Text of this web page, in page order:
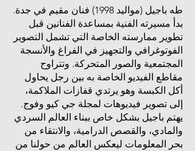
طه باجيل (مواليد 1998) فنان مقيم في جدة.
بدأ مسيرته الفنية بمساعدة الفنانين قبل
تطوير ممارسته الخاصة التي تشمل التصوير
الفوتوغرافي والتجهيز في الفراغ والأنسجة
المجتمعية والصور المتحركة. وتتراوح
مقاطع الفيديو الخاصة به بين رجل يحاول
أكل الكبسة وهو يرتدي قفازات الملاكمة،
إلى تصوير فيديوهات لمجلة جي كيو وفوج.
يهتم باجيل بشكل خاص ببناء العالم السردي
والمادي، والقصص الدرامية، والانتقاء من
بحر المعلومات ليعكس العالم من حولنا من